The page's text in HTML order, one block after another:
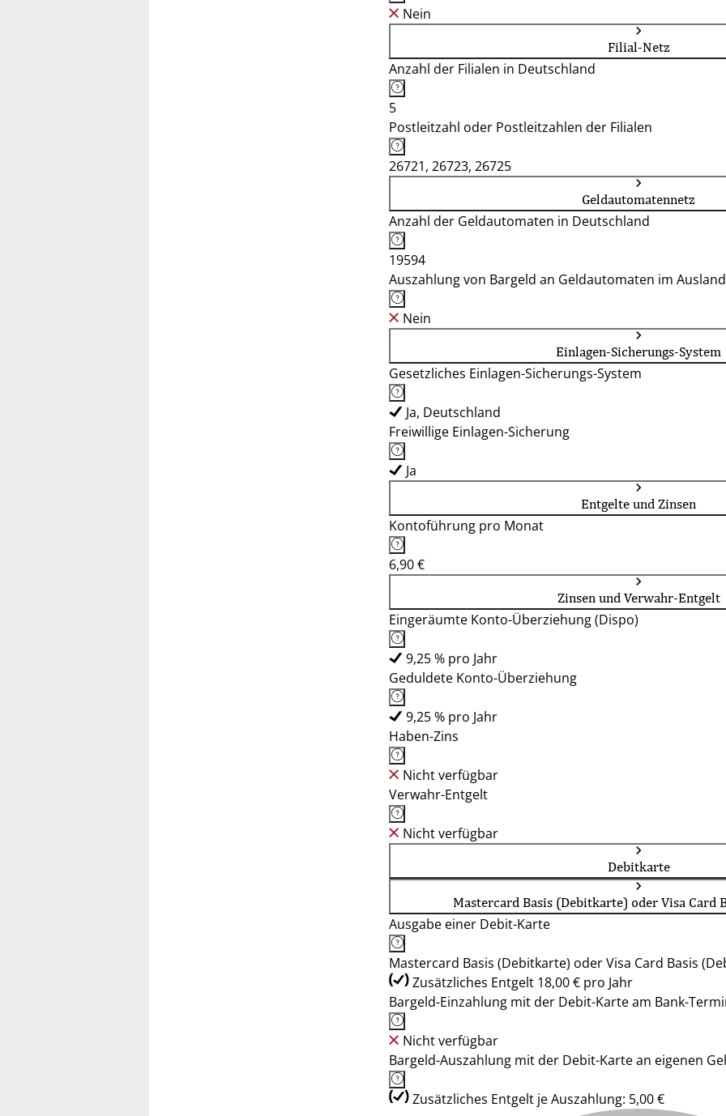
Nein
Filial-Netz
Anzahl der Filialen in Deutschland
5
Postleitzahl oder Postleitzahlen der Filialen
26721, 26723, 26725
Geldautomatennetz
Anzahl der Geldautomaten in Deutschland
19594
Auszahlung von Bargeld an Geldautomaten im
Nein
Einlagen-Sicherungs-System
Gesetzliches Einlagen-Sicherungs-System
Ja, Deutschland
Freiwillige Einlagen-Sicherung
Ja
Entgelte und Zinsen
Kontoführung pro Monat
6,90 €
Zinsen und Verwahr-Entgelt
Eingeräumte Konto-Überziehung (Dispo)
9,25 % pro Jahr
Geduldete Konto-Überziehung
9,25 % pro Jahr
Haben-Zins
Nicht verfügbar
Verwahr-Entgelt
Nicht verfügbar
Debitkarte
Mastercard Basis (Debitkarte) oder Visa Card
Ausgabe einer Debit-Karte
Mastercard Basis (Debitkarte) oder Visa Card Basis
Zusätzliches Entgelt 18,00 € pro Jahr
Bargeld-Einzahlung mit der Debit-Karte am Bank-
Nicht verfügbar
Bargeld-Auszahlung mit der Debit-Karte an eigenen
Zusätzliches Entgelt je Auszahlung: 5,00 €